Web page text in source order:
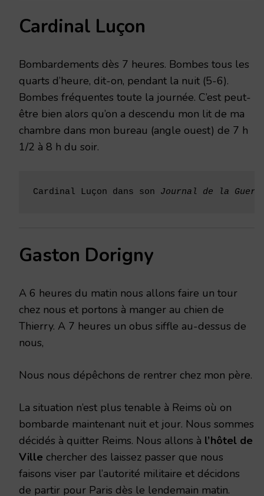
Cardinal Luçon
Bombardements dès 7 heures. Bombes tous les
quarts d’heure, dit-on, pendant la nuit (5-6).
Bombes fréquentes toute la journée. C’est peut-
être bien alors qu’on a descendu mon lit de ma
chambre dans mon bureau (angle ouest) de 7 h
1/2 à 8 h du soir.
Cardinal Luçon dans son Journal de la
Gaston Dorigny
A 6 heures du matin nous allons faire un tour
chez nous et portons à manger au chien de
Thierry. A 7 heures un obus siffle au-dessus de
nous,
Nous nous dépêchons de rentrer chez mon père.
La situation n’est plus tenable à Reims où on
bombarde maintenant nuit et jour. Nous sommes
décidés à quitter Reims. Nous allons à l’hôtel de
Ville chercher des laissez passer que nous
faisons viser par l’autorité militaire et décidons
de partir pour Paris dès le lendemain matin.